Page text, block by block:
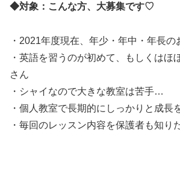
◆対象：こんな方、大募集です♡
・2021年度現在、年少・年中・年長の
・英語を習うのが初めて、もしくはほ
さん
・シャイなので大きな教室は苦手…
・個人教室で長期的にしっかりと成長
・毎回のレッスン内容を保護者も知り